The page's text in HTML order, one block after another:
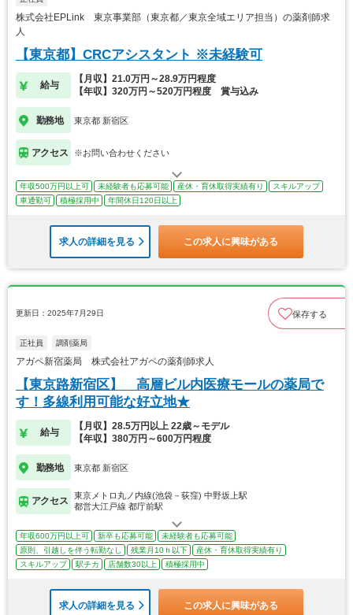
株式会社EPLink 東京事業部（東京都／東京全域エリア担当）の薬剤師求
人
【東京都】CRCアシスタント ※未経験可
給与
【月収】21.0万円～28.9万円程度
【年収】320万円～520万円程度 賞与込み
勤務地 東京都 新宿区
アクセス ※お問い合わせください
年収500万円以上可 未経験者も応募可能 産休・育休取得実績有り
スキルアップ
車通勤可
積極採用中 年間休日120日以上
求人の詳細を見る この求人に興味がある
更新日：2025年7月29日 保存する
正社員 調剤薬局
アガペ新宿薬局 株式会社アガペの薬剤師求人
【東京路新宿区】 高層ビル内医療モールの薬局で
す！多線利用可能な好立地★
給与
【月収】28.5万円以上 22歳～モデル
【年収】380万円～600万円程度
勤務地 東京都 新宿区
アクセス
東京メトロ丸ノ内線(池袋－荻窪) 中野坂上駅
都営大江戸線 都庁前駅
年収600万円以上可 新卒も応募可能
未経験者も応募可能
原則、引越しを伴う転勤なし
残業月10ｈ以下
産休・育休取得実績有り
スキルアップ
駅チカ 店舗数30以上 積極採用中
求人の詳細を見る この求人に興味がある